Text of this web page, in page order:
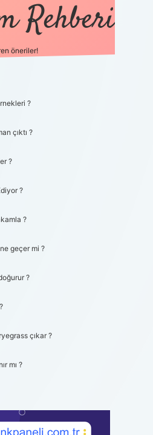
Rehberi
öneriler!
?
çıktı ?
?
?
?
geçer mi ?
?
çıkar ?
mı ?